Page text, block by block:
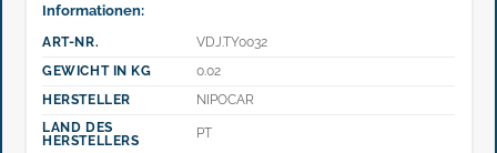
Informationen:
ART-NR.
VDJ.TY0032
GEWICHT IN KG
0.02
HERSTELLER
NIPOCAR
LAND DES
HERSTELLERS
PT